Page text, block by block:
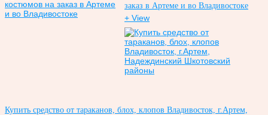
заказ в Артеме и во Владивостоке
+ View
Купить средство от тараканов, блох, клопов Владивосток, г.Артем,